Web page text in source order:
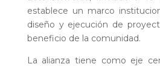
establece un marco
diseño y ejecución de
beneficio de la comunidad.
La alianza tiene como eje